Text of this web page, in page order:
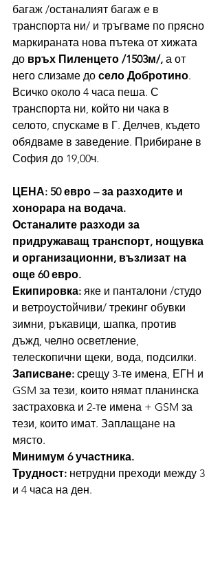
багаж /останалият багаж е в
транспорта ни/ и тръгваме по прясно
маркираната нова пътека от хижата
до връх Пиленцето /1503м/, а от
него слизаме до село Добротино.
Всичко около 4 часа пеша. С
транспорта ни, който ни чака в
селото, спускаме в Г. Делчев, където
обядваме в заведение. Прибиране в
София до 19,00ч.
ЦЕНА: 50 евро – за разходите и
хонорара на водача.
Останалите разходи за
придружаващ транспорт, нощувка
и организационни, възлизат на
още 60 евро.
Екипировка: яке и панталони /студо
и ветроустойчиви/ трекинг обувки
зимни, ръкавици, шапка, против
дъжд, челно осветление,
телескопични щеки, вода, подсилки.
Записване: срещу 3-те имена, ЕГН и
GSM за тези, които нямат планинска
застраховка и 2-те имена + GSM за
тези, които имат. Заплащане на
място.
Минимум 6 участника.
Трудност: нетрудни преходи между 3
и 4 часа на ден.